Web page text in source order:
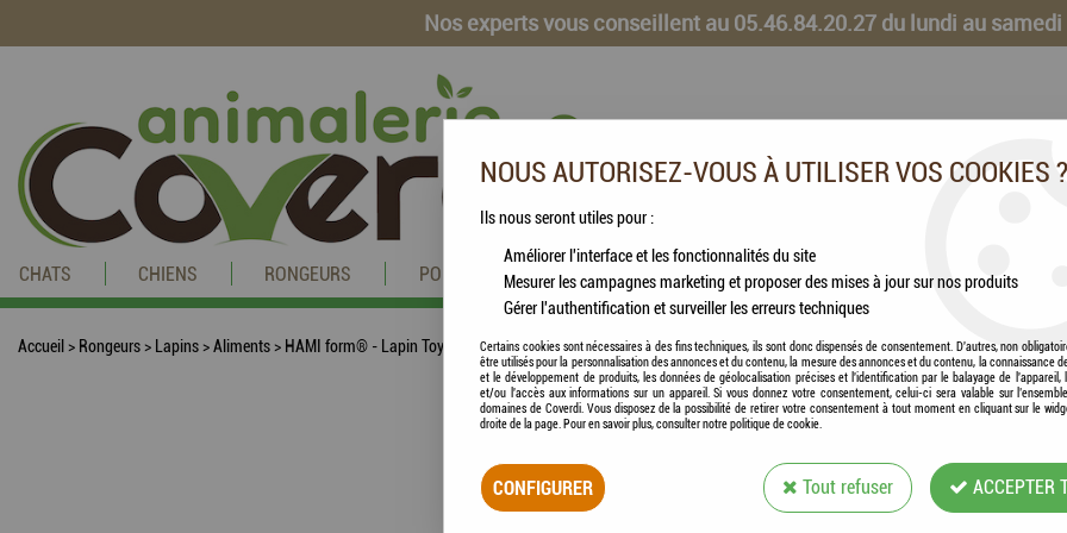
Nos experts vous conseillent au 05.46.84.20.27 du lundi au samedi
CHATS CHIENS RONGEURS POISSONS CHEVAUX VOLAILLES ANIMAUX DE LA FERME
Accueil > Rongeurs> Lapins>Aliments> HAMI form® - Lapin Toys Bio
HAMI FORM® -
Soyez le premier à donner votre avis !
NOUS AUTORISEZ-VOUS À UTILISER VOS COOKIES ?
Ils nous seront utiles pour :
Améliorer l'interface et les fonctionnalités du site
Mesurer les campagnes marketing et proposer des mises à jour sur nos produits
Gérer l'authentification et surveiller les erreurs techniques
Certains cookies sont nécessaires à des fins techniques, ils sont donc dispensés de consentement. D'autres, non
être utilisés pour la personnalisation des annonces et du contenu, la mesure des annonces et du contenu, la connaissance
et le développement de produits, les données de géolocalisation précises et l'identification par le balayage de l'appareil,
et/ou l'accès aux informations sur un appareil. Si vous donnez votre consentement, celui-ci sera valable sur
domaines de Coverdi. Vous disposez de la possibilité de retirer votre consentement à tout moment en cliquant sur le
droite de la page. Pour en savoir plus, consulter notre politique de cookie.
CONFIGURER Tout refuser ACCEPTER